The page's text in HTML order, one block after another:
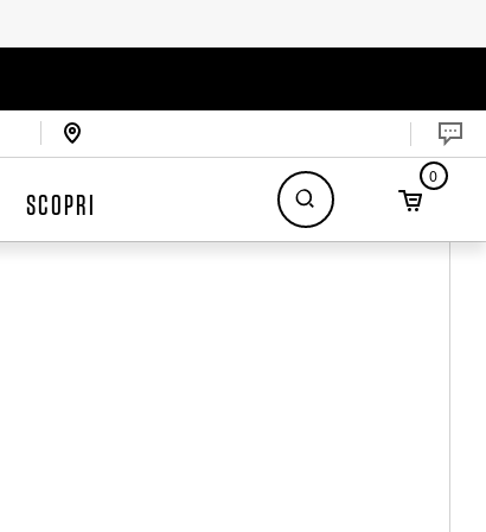
SCOPRI
0